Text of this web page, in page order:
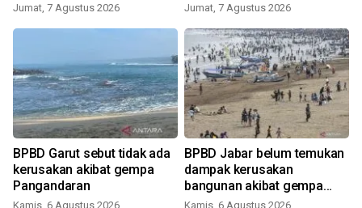
Jumat, 7 Agustus 2026 Jumat, 7 Agustus 2026
BPBD Garut sebut tidak ada
kerusakan akibat gempa
Pangandaran
Kamis, 6 Agustus 2026
BPBD Jabar belum temukan
dampak kerusakan
bangunan akibat gempa
Pangandaran
Kamis, 6 Agustus 2026